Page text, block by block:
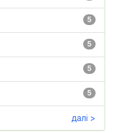
5
5
5
5
далі >